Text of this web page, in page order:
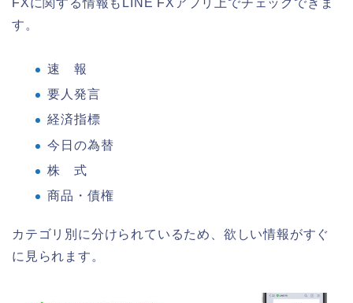
FXに関する情報もLINE FXアプリ上でチェックできま
す。
速 報
要人発言
経済指標
今日の為替
株 式
商品・債権
カテゴリ別に分けられているため、欲しい情報がすぐ
に見られます。